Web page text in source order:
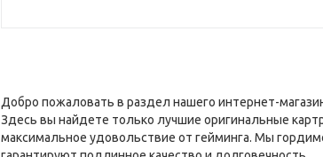
Добро пожаловать в раздел нашего интернет-
Здесь вы найдете только лучшие оригинальные
максимальное удовольствие от гейминга. Мы